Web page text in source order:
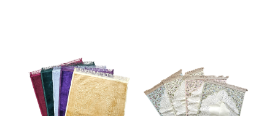
producto
tiene
múltiples
variantes.
tiene
múltiples
variantes.